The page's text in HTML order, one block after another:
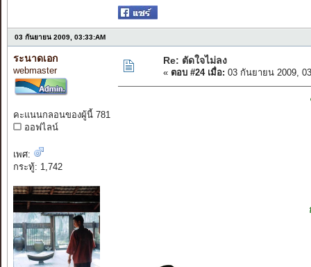
03 กันยายน 2009, 03:33:AM
ระนาดเอก
webmaster
คะแนนกลอนของผู้นี้ 781
ออฟไลน์
เพศ:
กระทู้: 1,742
Re: ตัดใจไม่ลง
« ตอบ #24 เมื่อ: 03 กันยายน 2009,